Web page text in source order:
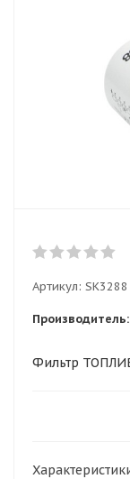
Артикул: SK3288
Производитель:
Фильтр